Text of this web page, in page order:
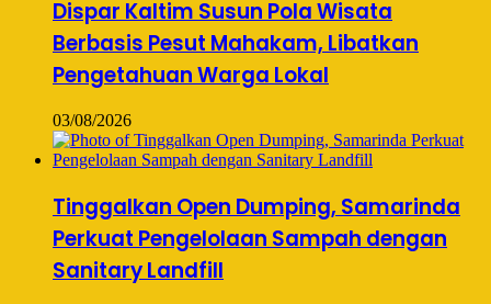
Dispar Kaltim Susun Pola Wisata
Berbasis Pesut Mahakam, Libatkan
Pengetahuan Warga Lokal
03/08/2026
Tinggalkan Open Dumping, Samarinda
Perkuat Pengelolaan Sampah dengan
Sanitary Landfill